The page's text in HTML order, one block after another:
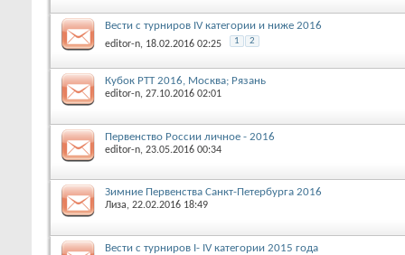
Вести с турниров IV категории и ниже 2016
editor-n, 18.02.2016 02:25 1 2
Кубок РТТ 2016, Москва; Рязань
editor-n, 27.10.2016 02:01
Первенство России личное - 2016
editor-n, 23.05.2016 00:34
Зимние Первенства Санкт-Петербурга 2016
Лиза, 22.02.2016 18:49
Вести с турниров I- IV категории 2015 года